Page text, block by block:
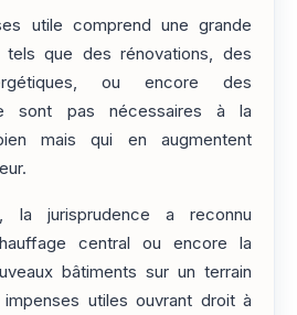
utile comprend une grande
tels que des rénovations, des
ou encore des
sont pas nécessaires à la
mais qui en augmentent
la jurisprudence a reconnu
central ou encore la
bâtiments sur un terrain
utiles ouvrant droit à